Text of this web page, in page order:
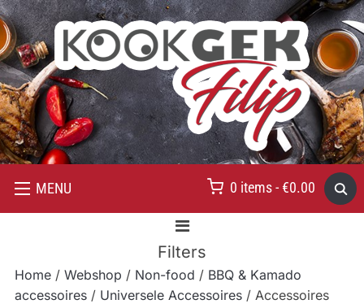
MENU 0 items - €0.00
Filters
Home/ Webshop / Non-food / BBQ & Kamado
accessoires/ Universele Accessoires/ Accessoires